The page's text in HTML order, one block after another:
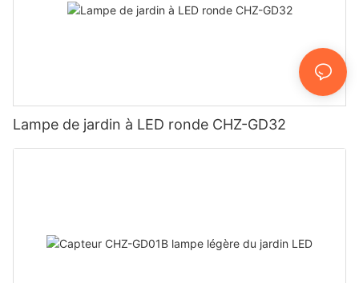
Lampe de jardin à LED ronde CHZ-GD32